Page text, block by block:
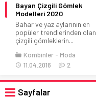
Bayan Çizgili Gömlek
Modelleri 2020
Bahar ve yaz aylarının en
popüler trendlerinden olan
çizgili gömleklerin...
Kombinler
Moda
11.04.2016
2
Sayfalar